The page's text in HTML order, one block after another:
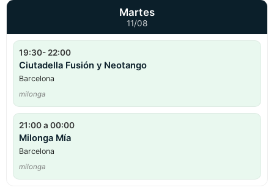
Martes
11/08
19:30- 22:00
Ciutadella Fusión y Neotango
Barcelona
milonga
21:00 a 00:00
Milonga Mía
Barcelona
milonga